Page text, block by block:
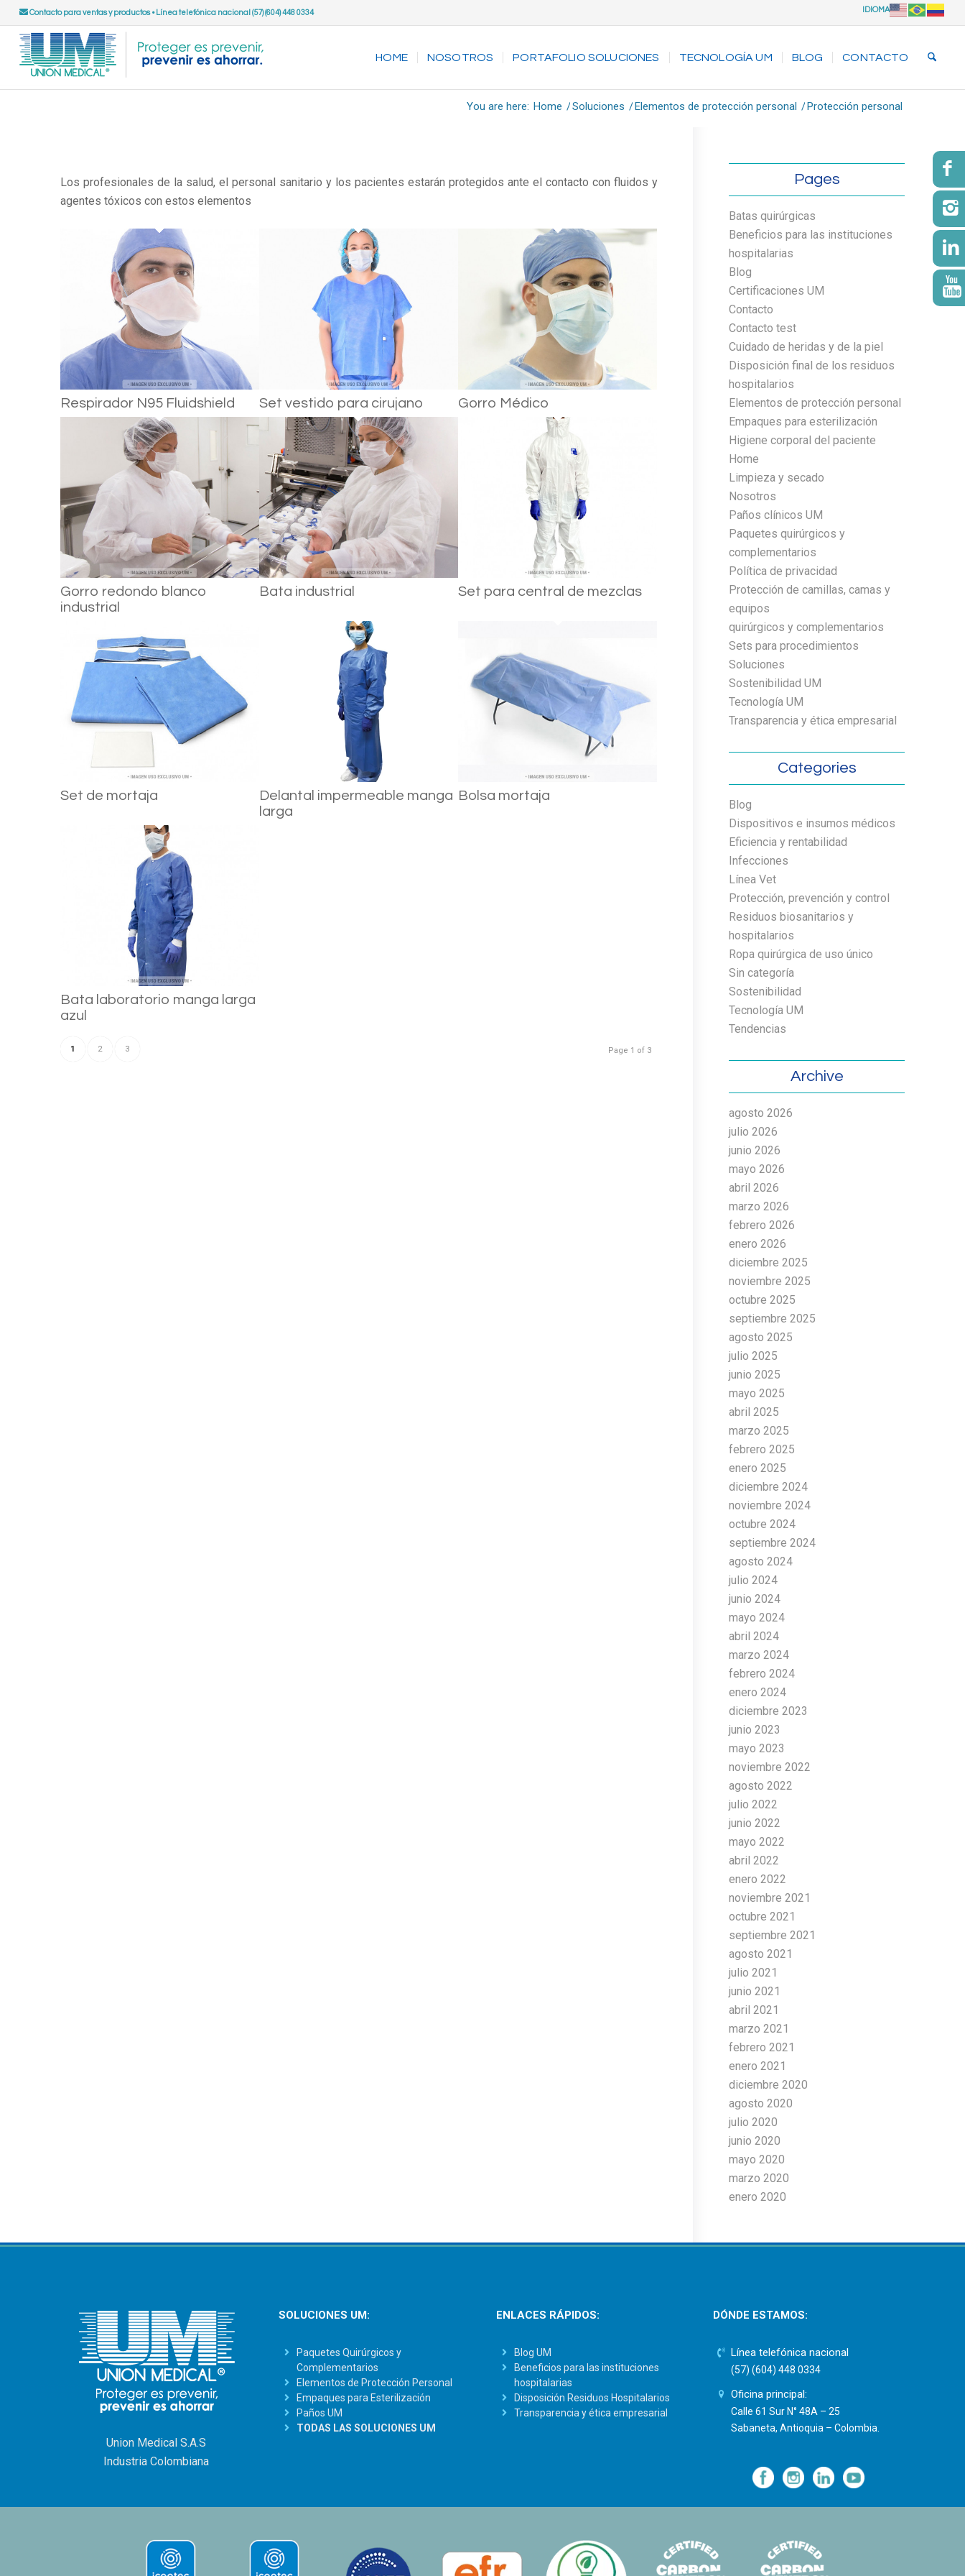
Contacto para ventas y productos• Línea telefónica nacional (57) (604) 448 0334 IDIOMA
HOME NOSOTROS PORTAFOLIO SOLUCIONES TECNOLOGÍA UM BLOG CONTACTO
You are here: Home /Soluciones /Elementos de protección personal /Protección personal
Los profesionales de la salud, el personal sanitario y los pacientes estarán protegidos ante el contacto con fluidos y
agentes tóxicos con estos elementos
Respirador N95 Fluidshield Set vestido para cirujano Gorro Médico
Gorro redondo blanco
industrial
Bata industrial Set para central de mezclas
Set de mortaja
Delantal impermeable manga
larga
Bolsa mortaja
Bata laboratorio manga larga
azul
Page 1 of 3
1 2 3
Pages
Batas quirúrgicas
Beneficios para las instituciones
hospitalarias
Blog
Certificaciones UM
Contacto
Contacto test
Cuidado de heridas y de la piel
Disposición final de los residuos
hospitalarios
Elementos de protección personal
Empaques para esterilización
Higiene corporal del paciente
Home
Limpieza y secado
Nosotros
Paños clínicos UM
Paquetes quirúrgicos y
complementarios
Política de privacidad
Protección de camillas, camas y
equipos
quirúrgicos y complementarios
Sets para procedimientos
Soluciones
Sostenibilidad UM
Tecnología UM
Transparencia y ética empresarial
Categories
Blog
Dispositivos e insumos médicos
Eficiencia y rentabilidad
Infecciones
Línea Vet
Protección, prevención y control
Residuos biosanitarios y
hospitalarios
Ropa quirúrgica de uso único
Sin categoría
Sostenibilidad
Tecnología UM
Tendencias
Archive
agosto 2026
julio 2026
junio 2026
mayo 2026
abril 2026
marzo 2026
febrero 2026
enero 2026
diciembre 2025
noviembre 2025
octubre 2025
septiembre 2025
agosto 2025
julio 2025
junio 2025
mayo 2025
abril 2025
marzo 2025
febrero 2025
enero 2025
diciembre 2024
noviembre 2024
octubre 2024
septiembre 2024
agosto 2024
julio 2024
junio 2024
mayo 2024
abril 2024
marzo 2024
febrero 2024
enero 2024
diciembre 2023
junio 2023
mayo 2023
noviembre 2022
agosto 2022
julio 2022
junio 2022
mayo 2022
abril 2022
enero 2022
noviembre 2021
octubre 2021
septiembre 2021
agosto 2021
julio 2021
junio 2021
abril 2021
marzo 2021
febrero 2021
enero 2021
diciembre 2020
agosto 2020
julio 2020
junio 2020
mayo 2020
marzo 2020
enero 2020
Union Medical S.A.S
Industria Colombiana
SOLUCIONES UM:
Paquetes Quirúrgicos y
Complementarios
Elementos de Protección Personal
Empaques para Esterilización
Paños UM
TODAS LAS SOLUCIONES UM
ENLACES RÁPIDOS:
Blog UM
Beneficios para las instituciones
hospitalarias
Disposición Residuos Hospitalarios
Transparencia y ética empresarial
DÓNDE ESTAMOS:
Línea telefónica nacional
(57) (604) 448 0334
Oficina principal:
Calle 61 Sur N° 48A – 25
Sabaneta, Antioquia – Colombia.